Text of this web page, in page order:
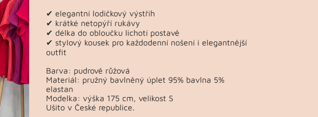
✔ elegantní lodičkový výstřih
✔ krátké netopýří rukávy
✔ délka do obloučku lichotí postavě
✔ stylový kousek pro každodenní nošení i elegantnější
outfit
Barva: pudrově růžová
Materiál: pružný bavlněný úplet 95% bavlna 5%
elastan
Modelka: výška 175 cm, velikost S
Ušito v České republice.